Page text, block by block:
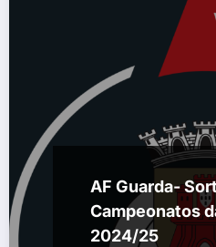
AF Guarda-
Campeonatos
2024/25